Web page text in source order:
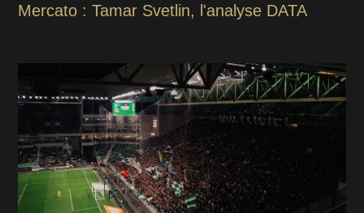
Mercato : Tamar Svetlin, l'analyse DATA